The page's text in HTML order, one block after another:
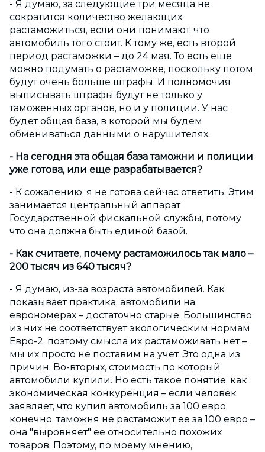
- Я думаю, за следующие три месяца не
сократится количество желающих
растаможиться, если они понимают, что
автомобиль того стоит. К тому же, есть второй
период растаможки – до 24 мая. То есть еще
можно подумать о растаможке, поскольку потом
будут очень больше штрафы. И полномочия
выписывать штрафы будут не только у
таможенных органов, но и у полиции. У нас
будет общая база, в которой мы будем
обмениваться данными о нарушителях.
- На сегодня эта общая база таможни и полиции
уже готова, или еще разрабатывается?
- К сожалению, я не готова сейчас ответить. Этим
занимается центральный аппарат
Государственной фискальной службы, потому
что она должна быть единой базой.
- Как считаете, почему растаможилось так мало –
200 тысяч из 640 тысяч?
- Я думаю, из-за возраста автомобилей. Как
показывает практика, автомобили на
еврономерах – достаточно старые. Большинство
из них не соответствует экологическим нормам
Евро-2, поэтому смысла их растаможивать нет –
мы их просто не поставим на учет. Это одна из
причин. Во-вторых, стоимость по который
автомобили купили. Но есть такое понятие, как
экономическая конкуренция – если человек
заявляет, что купил автомобиль за 100 евро,
конечно, таможня не растаможит ее за 100 евро –
она "выровняет" ее относительно похожих
товаров. Поэтому, по моему мнению,